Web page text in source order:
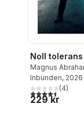
Noll tolerans
Magnus
Anders Nilsson,
Hansson
Inbunden, 2026
4,5utav 5(4)
229 kr